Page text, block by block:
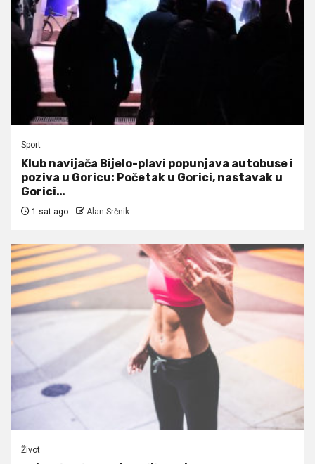
Sport
Klub navijača Bijelo-plavi popunjava autobuse i
poziva u Goricu: Početak u Gorici, nastavak u
Gorici…
1 sat ago Alan Srčnik
Život